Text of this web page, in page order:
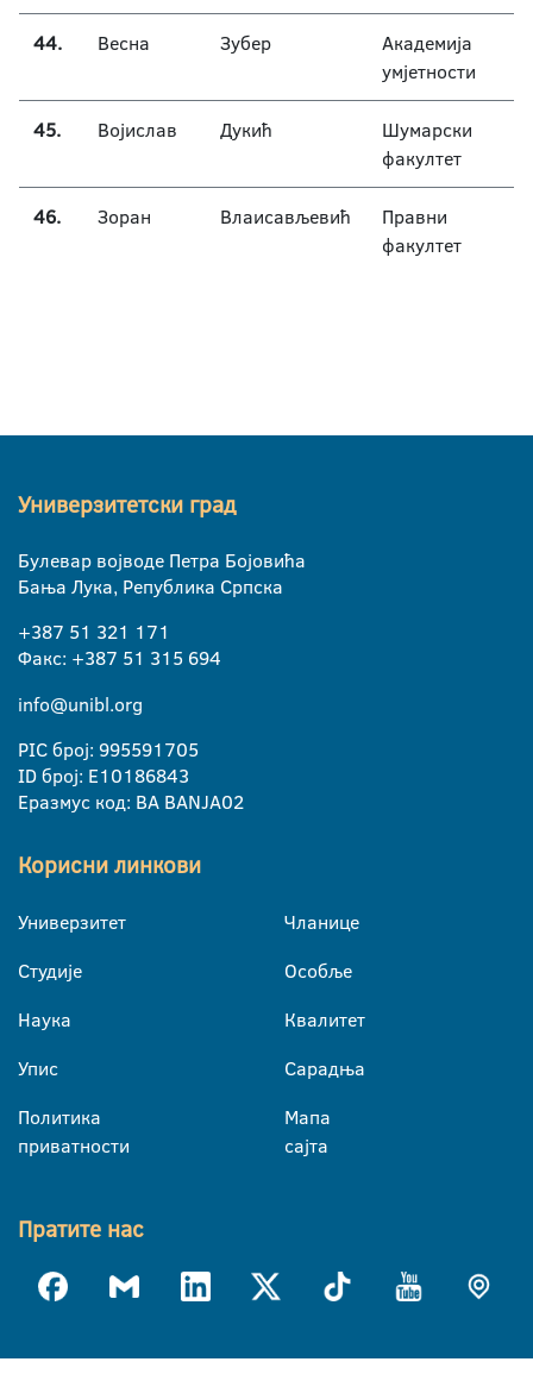
44. Весна Зубер
Академија
умјетности
45. Војислав Дукић
Шумарски
факултет
46. Зоран Влаисављевић
Правни
факултет
Универзитетски град
Булевар војводе Петра Бојовића
Бања Лука, Република Српска
+387 51 321 171
Факс: +387 51 315 694
info@unibl.org
PIC број: 995591705
ID број: E10186843
Еразмус код: BA BANJA02
Корисни линкови
Универзитет
Студије
Наука
Упис
Политика
приватности
Чланице
Особље
Квалитет
Сарадња
Мапа
сајта
Пратите нас